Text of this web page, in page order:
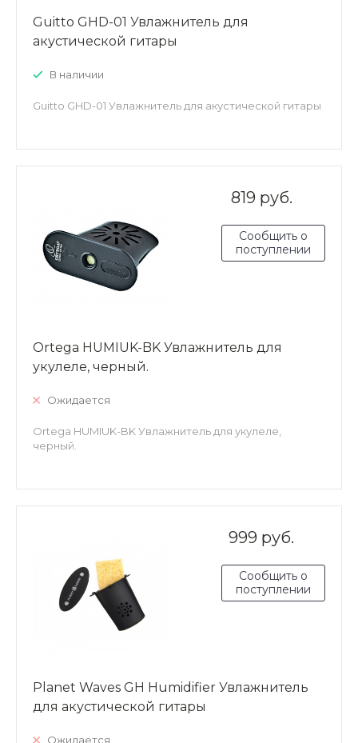
Guitto GHD-01 Увлажнитель для
акустической гитары
В наличии
Guitto GHD-01 Увлажнитель для акустической гитары
819 руб.
Сообщить о
поступлении
Ortega HUMIUK-BK Увлажнитель для
укулеле, черный.
Ожидается
Ortega HUMIUK-BK Увлажнитель для укулеле,
черный.
999 руб.
Сообщить о
поступлении
Planet Waves GH Humidifier Увлажнитель
для акустической гитары
Ожидается